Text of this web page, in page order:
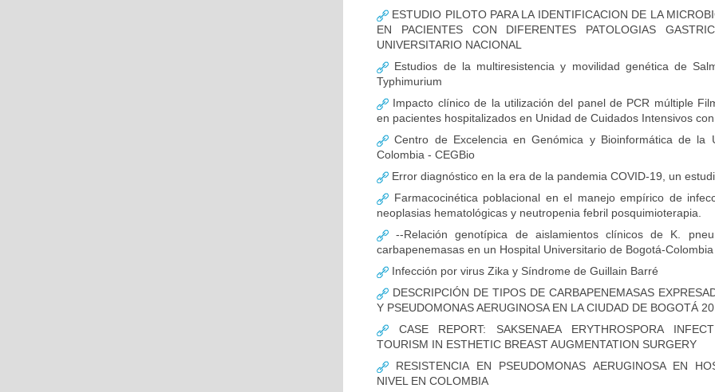
ESTUDIO PILOTO PARA LA IDENTIFICACION DE LA
EN PACIENTES CON DIFERENTES PATOLOGIAS
UNIVERSITARIO NACIONAL
Estudios de la multiresistencia y movilidad genética de
Typhimurium
Impacto clínico de la utilización del panel de PCR múltiple
en pacientes hospitalizados en Unidad de Cuidados Intensivos
Centro de Excelencia en Genómica y Bioinformática de la
Colombia - CEGBio
Error diagnóstico en la era de la pandemia COVID-19, un
Farmacocinética poblacional en el manejo empírico de
neoplasias hematológicas y neutropenia febril posquimioterapia.
--Relación genotípica de aislamientos clínicos de K.
carbapenemasas en un Hospital Universitario de Bogotá-
Infección por virus Zika y Síndrome de Guillain Barré
DESCRIPCIÓN DE TIPOS DE CARBAPENEMASAS
Y PSEUDOMONAS AERUGINOSA EN LA CIUDAD DE BOGOTÁ
CASE REPORT: SAKSENAEA ERYTHROSPORA
TOURISM IN ESTHETIC BREAST AUGMENTATION SURGERY
RESISTENCIA EN PSEUDOMONAS AERUGINOSA EN
NIVEL EN COLOMBIA